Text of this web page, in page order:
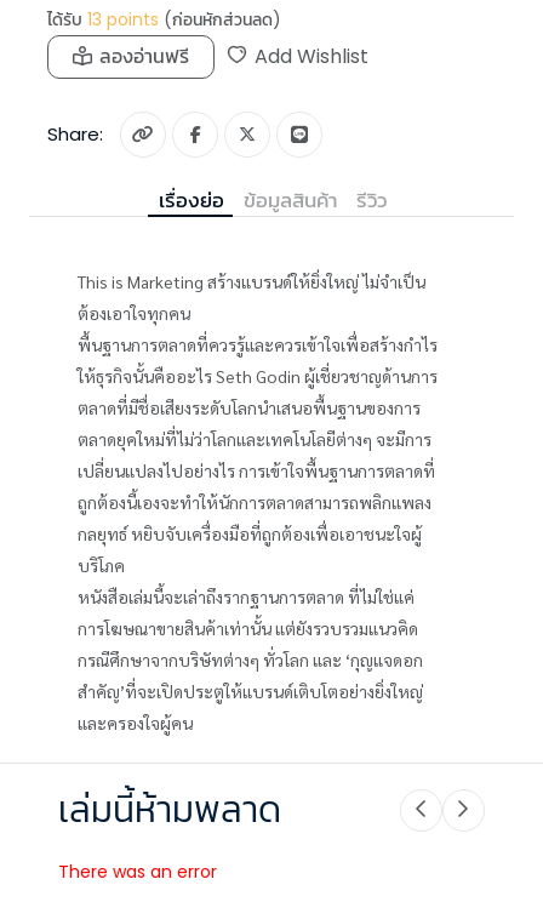
ได้รับ 13 points (ก่อนหักส่วนลด)
ลองอ่านฟรี Add Wishlist
Share:
เรื่องย่อ ข้อมูลสินค้า รีวิว
This is Marketing สร้างแบรนด์ให้ยิ่งใหญ่ ไม่จำเป็น
ต้องเอาใจทุกคน
พื้นฐานการตลาดที่ควรรู้และควรเข้าใจเพื่อสร้างกำไร
ให้ธุรกิจนั้นคืออะไร Seth Godin ผู้เชี่ยวชาญด้านการ
ตลาดที่มีชื่อเสียงระดับโลกนำเสนอพื้นฐานของการ
ตลาดยุคใหม่ที่ไม่ว่าโลกและเทคโนโลยีต่างๆ จะมีการ
เปลี่ยนแปลงไปอย่างไร การเข้าใจพื้นฐานการตลาดที่
ถูกต้องนี้เองจะทำให้นักการตลาดสามารถพลิกแพลง
กลยุทธ์ หยิบจับเครื่องมือที่ถูกต้องเพื่อเอาชนะใจผู้
บริโภค
หนังสือเล่มนี้จะเล่าถึงรากฐานการตลาด ที่ไม่ใช่แค่
การโฆษณาขายสินค้าเท่านั้น แต่ยังรวบรวมแนวคิด
กรณีศึกษาจากบริษัทต่างๆ ทั่วโลก และ ‘กุญแจดอก
สำคัญ’ที่จะเปิดประตูให้แบรนด์เติบโตอย่างยิ่งใหญ่
และครองใจผู้คน
เล่มนี้ห้ามพลาด
There was an error